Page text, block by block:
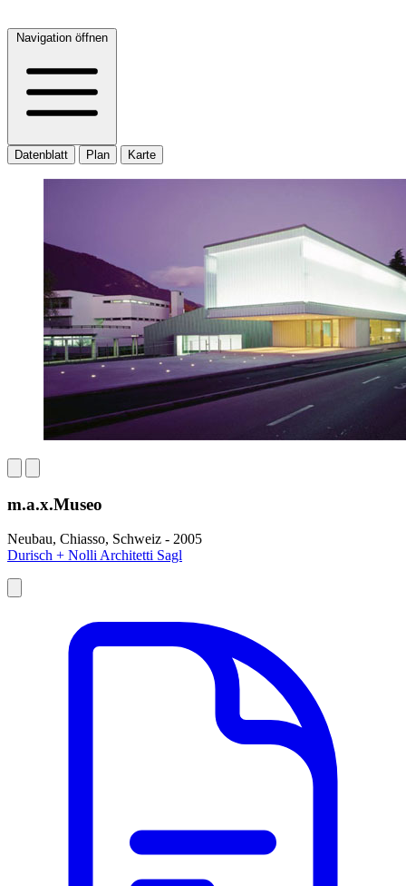
Navigation öffnen
Datenblatt Plan Karte
m.a.x.Museo
Neubau, Chiasso, Schweiz - 2005
Durisch + Nolli Architetti Sagl